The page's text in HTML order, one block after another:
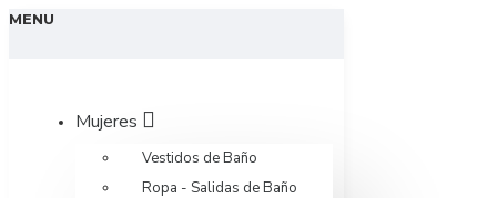
MENU
Mujeres
Vestidos de Baño
Ropa - Salidas de Baño